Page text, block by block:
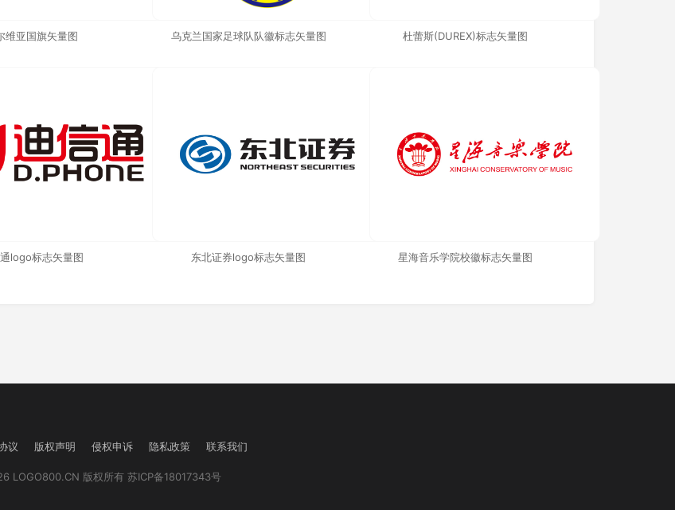
维亚国旗矢量图 乌克兰国家足球队队徽标志矢量图 杜蕾斯(DUREX)标志矢量图
logo标志矢量图 东北证券logo标志矢量图 星海音乐学院校徽标志矢量图
议 版权声明 侵权申诉 隐私政策 联系我们
LOGO800.CN 版权所有 苏ICP备18017343号